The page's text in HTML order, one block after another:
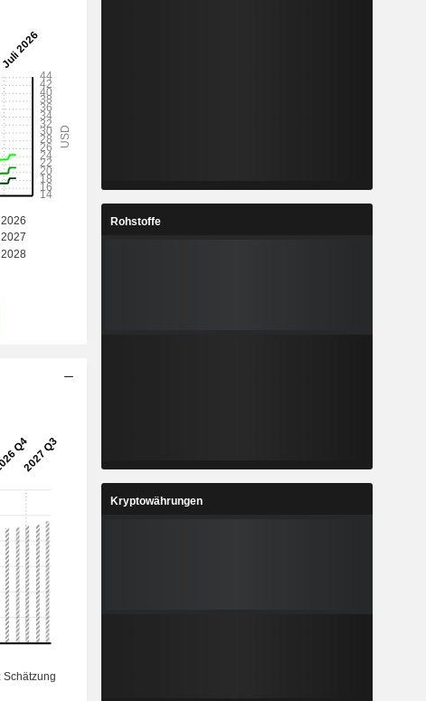
Rohstoffe
Kryptowährungen